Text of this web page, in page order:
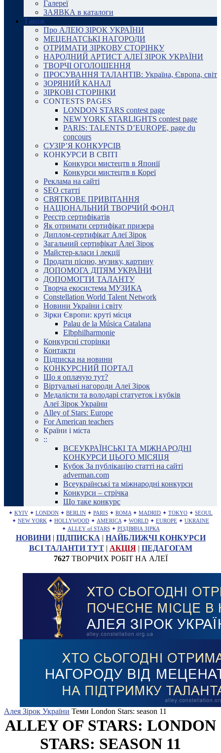
Галереї
ЗАЯВКА в каталоги
Також
Про АЛЕЮ ЗІРОК УКРАЇНИ
МЕЦЕНАТСЬКІ НАГОРОДИ
ОТРИМАТИ ЗІРКОВУ СТОРІНКУ
НАРОДНИЙ АРТИСТ АЛЕЇ ЗІРОК УКРАЇНИ
ТВОРЧІ ОГОЛОШЕННЯ
ПРОСУВАННЯ ТАЛАНТІВ: Україна, Європа, світ
ЗОРЯНИЙ КАНАЛ
ЗІРКОВІ СТОРІНКИ
CONTESTS PAGES
LONDON STARS contest page
NEW YORK STARLIGHTS contest page
PARIS: TALENTS D’EUROPE, page du
concours
СУЗІР’Я КОНКУРСІВ
КОНКУРСИ В СВІТІ
Конкурси мистецтв в Японії
Конкурси мистецтв в Кореї
Реклама на сайті
SEO статті
СВЯТКОВЕ ПРИВІТАННЯ
НАЦІОНАЛЬНИЙ ТВОРЧИЙ ФОНД
Реєстр сертифікатів
Як отримати сертифікат призера
Диплом-сертифікат Алеї Зірок
Загальний сертифікат Алеї Зірок
Майстер-класи і лекції
Продати пісню, музику, картину
ДОПОМОГА ДІТЯМ УКРАЇНИ
ДОПОМОГТИ ТАЛАНТУ
Творча екосистема МУЗИКА
Constellation World Talent Network
Новини України і світу
Зірки Європи: круті місця
Palau de la Música Catalana
Elbphilharmonie
Конкурсні сторінки
Контакти
Підписка на новини
КОНКУРСНИЙ ПОРТАЛ
Що я оплачую тут?
Віртуальні нагороди Алеї Зірок
Медалісти та володарі статуеток і кубків
Алеї Зірок України
Alley of Stars: Europe
For American teachers
Країни і міста
::
ВСЕУКРАЇНСЬКІ ТА МІЖНАРОДНІ
КОНКУРСИ ЦЬОГО МІСЯЦЯ
Кубок За публікацію статті на сайті
adverman.com
Всеукраїнські та міжнародні конкурси
Конкурси – стрічка
Що таке конкурс
✦ KYIV ✦ LONDON ✦ BERLIN ✦ PARIS ✦ ROMA ✦ MADRID ✦ TOKYO ✦ SEOUL
✦ NEW YORK ✦ HOLLYWOOD ✦ AMERICA ✦ WORLD ✦ EUROPE ✦ UKRAINE
✦ ALLEY of STARS ✦ РІЗДВЯНА ЗІРКА
НОВИНИ| ПІДПИСКА | НАЙБЛИЖЧІ КОНКУРСИ
ВСІ ТАЛАНТИ ТУТ| АКЦІЯ| ПЕДАГОГАМ
7627ТВОРЧИХ РОБІТ НА АЛЕЇ
Алея Зірок України Теми London Stars: season 11
ALLEY OF STARS: LONDON
STARS: SEASON 11